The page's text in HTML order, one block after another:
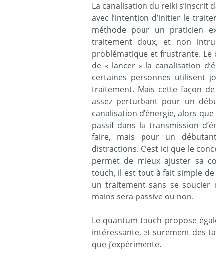
La canalisation du reiki s’inscrit
avec l’intention d’initier le
méthode pour un praticien
traitement doux, et non
problématique et frustrante.
de « lancer » la canalisation
certaines personnes utilisent
traitement. Mais cette façon
assez perturbant pour un
canalisation d’énergie, alors
passif dans la transmission
faire, mais pour un
distractions. C’est ici que le
permet de mieux ajuster sa
touch, il est tout à fait simple
un traitement sans se soucier
mains sera passive ou non.
Le quantum touch propose
intéressante, et surement des
que j’expérimente.